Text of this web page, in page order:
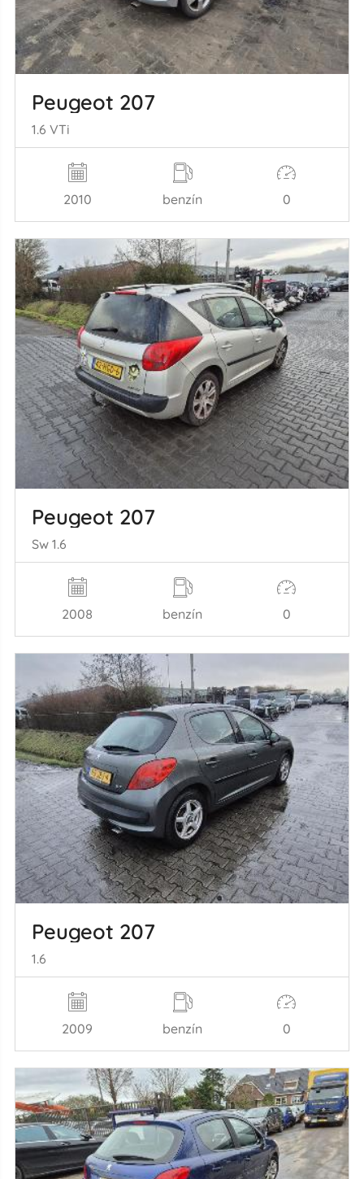
Peugeot 207
1.6 VTi
2010 benzín 0
Peugeot 207
Sw 1.6
2008 benzín 0
Peugeot 207
1.6
2009 benzín 0